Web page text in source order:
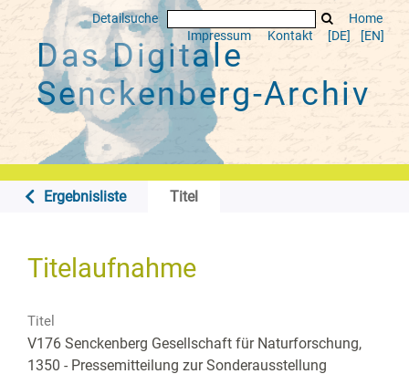
Detailsuche
Home
Impressum
Kontakt [DE] [EN]
Das Digitale
Senckenberg-Archiv
Ergebnisliste Titel
Titelaufnahme
Titel
V176 Senckenberg Gesellschaft für Naturforschung,
1350 - Pressemitteilung zur Sonderausstellung